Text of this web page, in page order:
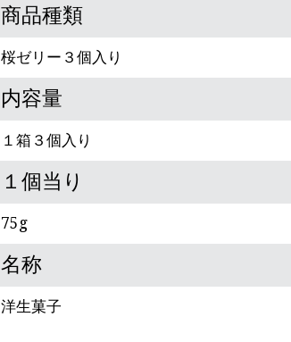
商品種類
桜ゼリー３個入り
内容量
１箱３個入り
１個当り
75g
名称
洋生菓子